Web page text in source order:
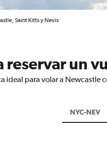
Saint Kitts y Nevis
un
ideal para volar a
NYC-NEV